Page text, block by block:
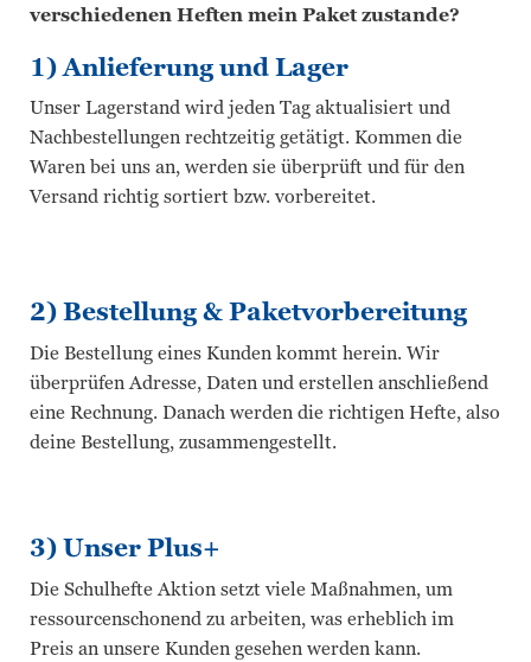
verschiedenen Heften mein Paket zustande?
1) Anlieferung und Lager
Unser Lagerstand wird jeden Tag aktualisiert und
Nachbestellungen rechtzeitig getätigt. Kommen die
Waren bei uns an, werden sie überprüft und für den
Versand richtig sortiert bzw. vorbereitet.
2) Bestellung & Paketvorbereitung
Die Bestellung eines Kunden kommt herein. Wir
überprüfen Adresse, Daten und erstellen anschließend
eine Rechnung. Danach werden die richtigen Hefte, also
deine Bestellung, zusammengestellt.
3) Unser Plus+
Die Schulhefte Aktion setzt viele Maßnahmen, um
ressourcenschonend zu arbeiten, was erheblich im
Preis an unsere Kunden gesehen werden kann.